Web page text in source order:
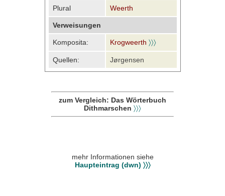
Plural Weerth
Verweisungen
Komposita: Krogweerth 〉〉〉
Quellen: Jørgensen
zum Vergleich: Das Wörterbuch
Dithmarschen 〉〉〉
mehr Informationen siehe
Haupteintrag (dwn) 〉〉〉